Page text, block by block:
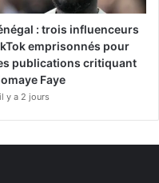
: trois influenceurs
emprisonnés pour
publications critiquant
Faye
il y a 2 jours